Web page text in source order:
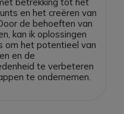
en het creëren van
de behoeften van
kan ik oplossingen
om het potentieel van
en de
te verbeteren
te ondernemen.